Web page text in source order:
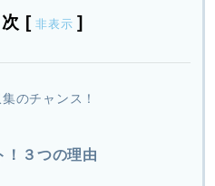
[ 非表示 ]
のチャンス！
！３つの理由